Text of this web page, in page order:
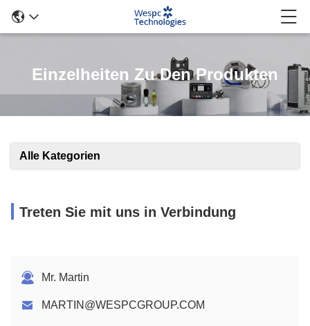
Einzelheiten Zu Den Produkten
Alle Kategorien
Treten Sie mit uns in Verbindung
Mr. Martin
MARTIN@WESPCGROUP.COM